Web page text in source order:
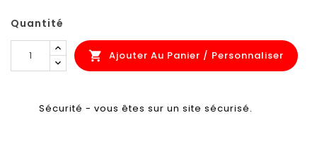
Quantité
 Ajouter Au Panier / Personnaliser
Sécurité - vous êtes sur un site sécurisé.